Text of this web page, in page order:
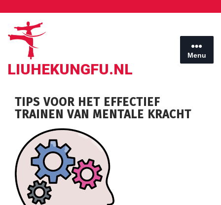
inhoud
LIUHEKUNGFU.NL
Menu
TIPS VOOR HET EFFECTIEF
TRAINEN VAN MENTALE KRACHT